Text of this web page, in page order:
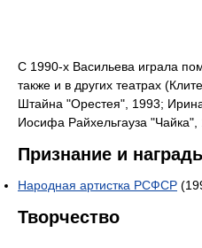
С 1990-х Васильева играла
также и в других театрах
Штайна "Орестея", 1993;
Иосифа Райхельгауза "Чайка",
Признание и
Народная артистка РСФСР
Творчество